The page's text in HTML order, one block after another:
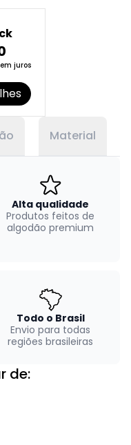
juros
Material
Alta qualidade
Produtos feitos de
algodão premium
Todo o Brasil
Envio para todas
regiões brasileiras
de: